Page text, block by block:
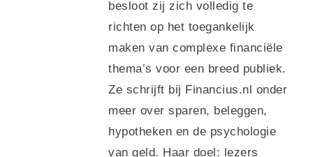
besloot zij zich volledig te
richten op het toegankelijk
maken van complexe financiële
thema’s voor een breed publiek.
Ze schrijft bij Financius.nl onder
meer over sparen, beleggen,
hypotheken en de psychologie
van geld. Haar doel: lezers